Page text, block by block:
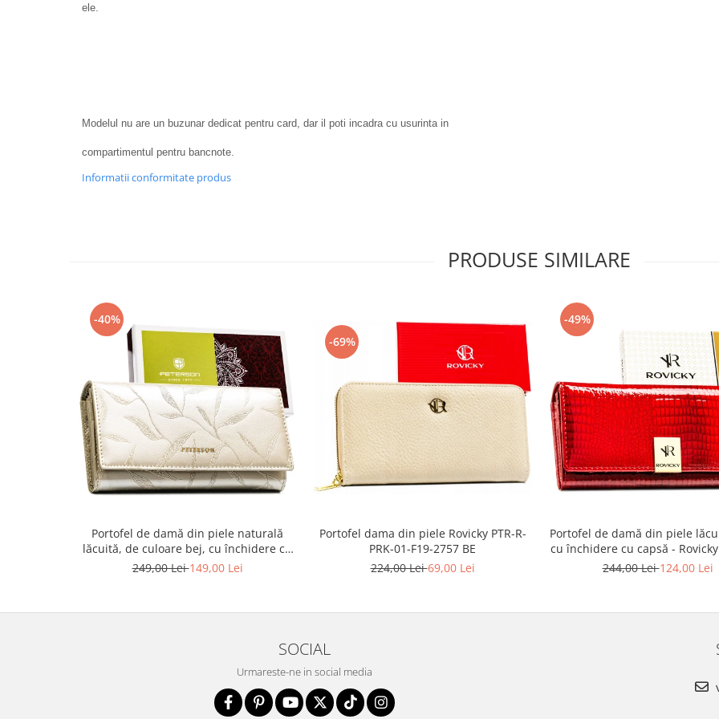
ele.
Modelul nu are un buzunar dedicat pentru card, dar il poti incadra cu usurinta in
compartimentul pentru bancnote.
Informatii conformitate produs
PRODUSE SIMILARE
-40%
Portofel de damă din piele naturală
lăcuită, de culoare bej, cu închidere cu
capsă - Peterson
249,00 Lei149,00 Lei
-69%
Portofel dama din piele Rovicky PTR-R-
PRK-01-F19-2757 BE
224,00 Lei69,00 Lei
-49%
Portofel de damă din piele
cu închidere cu capsă - Rovicky
22-1-RS RED
244,00 Lei124,00 Lei
SOCIAL
Urmareste-ne in social media